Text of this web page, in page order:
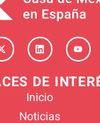
DE
Inicio
Noticias